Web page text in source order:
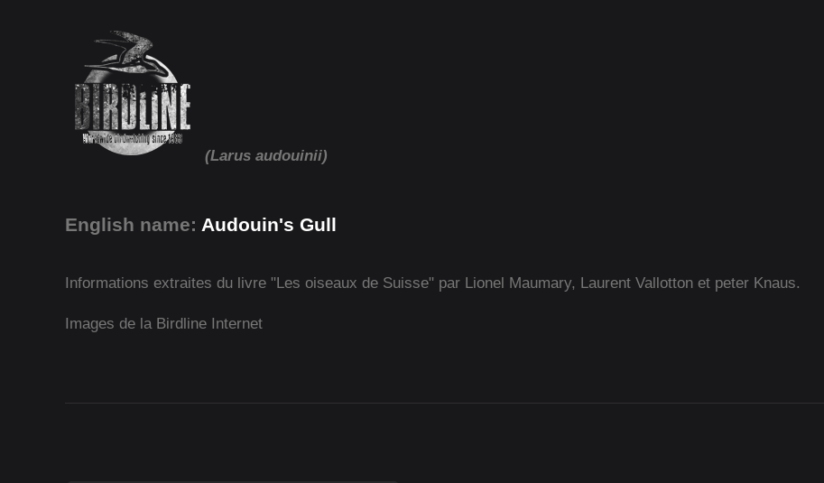
(Larus audouinii)
English name: Audouin's Gull
Informations extraites du livre "Les oiseaux de Suisse" par Lionel Maumary, Laurent Vallotton et peter Knaus.
Images de la Birdline Internet